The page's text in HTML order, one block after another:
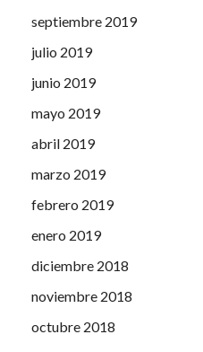
septiembre 2019
julio 2019
junio 2019
mayo 2019
abril 2019
marzo 2019
febrero 2019
enero 2019
diciembre 2018
noviembre 2018
octubre 2018